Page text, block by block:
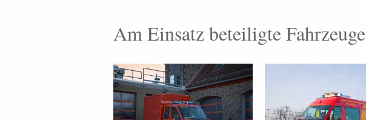
Am Einsatz beteiligte Fahrzeuge